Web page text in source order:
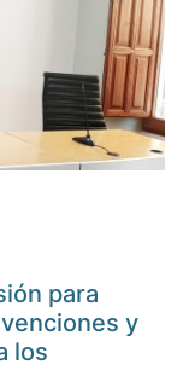
para
y
los